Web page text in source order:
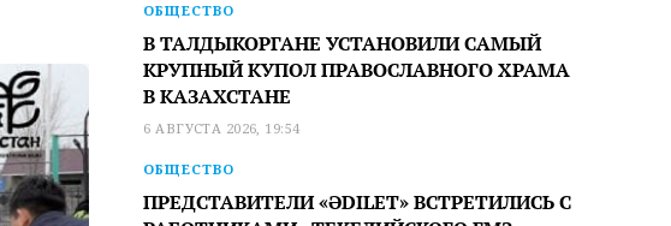
ОБЩЕСТВО
В ТАЛДЫКОРГАНЕ УСТАНОВИЛИ САМЫЙ
КРУПНЫЙ КУПОЛ ПРАВОСЛАВНОГО ХРАМА
В КАЗАХСТАНЕ
6 АВГУСТА 2026, 19:54
ОБЩЕСТВО
ПРЕДСТАВИТЕЛИ «ӘDILET» ВСТРЕТИЛИСЬ С